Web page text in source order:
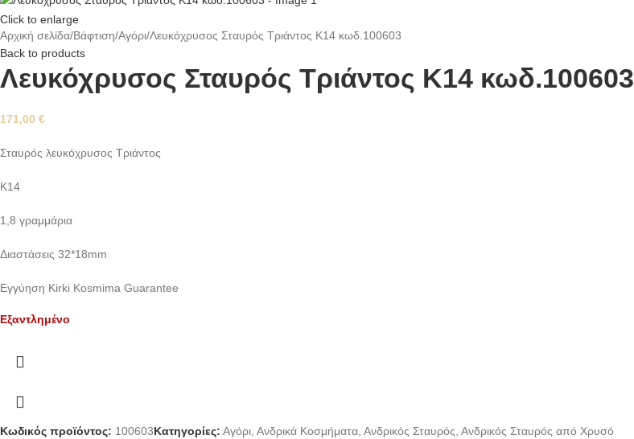
Click to enlarge
Αρχική σελίδα Βάφτιση Αγόρι Λευκόχρυσος Σταυρός Τριάντος Κ14 κωδ.100603
Back to products
Λευκόχρυσος Σταυρός Τριάντος Κ14 κωδ.100603
171,00 €
Σταυρός λευκόχρυσος Τριάντος
Κ14
1,8 γραμμάρια
Διαστάσεις 32*18mm
Εγγύηση Kirki Kosmima Guarantee
Εξαντλημένο
Κωδικός προϊόντος: 100603Κατηγορίες: Αγόρι, Ανδρικά Κοσμήματα, Ανδρικός Σταυρός, Ανδρικός Σταυρός από Χρυσό